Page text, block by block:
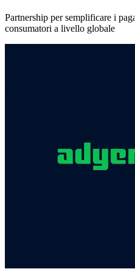
Partnership per semplificare i
consumatori a livello globale